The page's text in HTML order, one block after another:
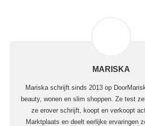
MARISKA
Mariska schrijft sinds 2013 op
beauty, wonen en slim shoppen. Ze test
ze erover schrijft, koopt en verkoopt
Marktplaats en deelt eerlijke ervaringen